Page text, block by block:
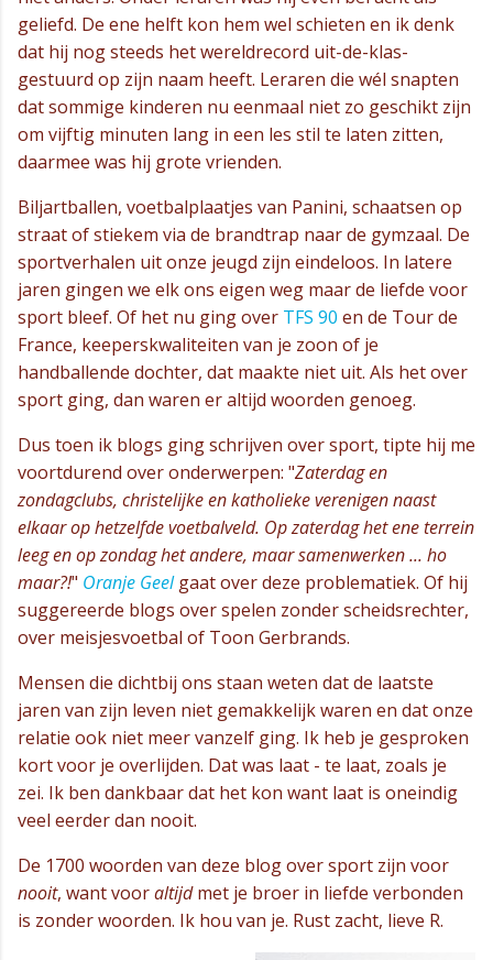
geliefd. De ene helft kon hem wel schieten en ik denk
dat hij nog steeds het wereldrecord uit-de-klas-
gestuurd op zijn naam heeft. Leraren die wél snapten
dat sommige kinderen nu eenmaal niet zo geschikt zijn
om vijftig minuten lang in een les stil te laten zitten,
daarmee was hij grote vrienden.
Biljartballen, voetbalplaatjes van Panini, schaatsen op
straat of stiekem via de brandtrap naar de gymzaal. De
sportverhalen uit onze jeugd zijn eindeloos. In latere
jaren gingen we elk ons eigen weg maar de liefde voor
sport bleef. Of het nu ging over TFS 90 en de Tour de
France, keeperskwaliteiten van je zoon of je
handballende dochter, dat maakte niet uit. Als het over
sport ging, dan waren er altijd woorden genoeg.
Dus toen ik blogs ging schrijven over sport, tipte hij me
voortdurend over onderwerpen: "Zaterdag en
zondagclubs, christelijke en katholieke verenigen naast
elkaar op hetzelfde voetbalveld. Op zaterdag het ene terrein
leeg en op zondag het andere, maar samenwerken ... ho
maar?!" Oranje Geelgaat over deze problematiek. Of hij
suggereerde blogs over spelen zonder scheidsrechter,
over meisjesvoetbal of Toon Gerbrands.
Mensen die dichtbij ons staan weten dat de laatste
jaren van zijn leven niet gemakkelijk waren en dat onze
relatie ook niet meer vanzelf ging. Ik heb je gesproken
kort voor je overlijden. Dat was laat - te laat, zoals je
zei. Ik ben dankbaar dat het kon want laat is oneindig
veel eerder dan nooit.
De 1700 woorden van deze blog over sport zijn voor
nooit, want vooraltijdmet je broer in liefde verbonden
is zonder woorden. Ik hou van je. Rust zacht, lieve R.